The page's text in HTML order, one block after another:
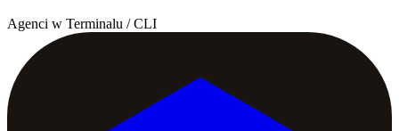
Agenci w Terminalu / CLI